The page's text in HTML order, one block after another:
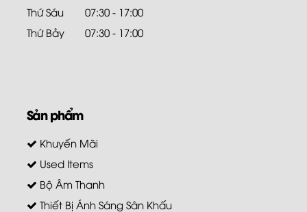
Thứ Sáu
07:30 - 17:00
Thứ Bảy
07:30 - 17:00
Sản phẩm
Khuyến Mãi
Used Items
Bộ Âm Thanh
Thiết Bị Ánh Sáng Sân Khấu